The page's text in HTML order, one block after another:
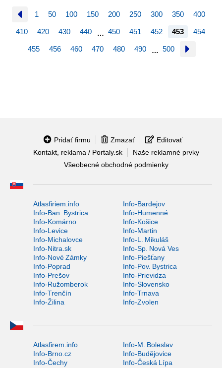
1 50 100 150 200 250 300 350 400
410 420 430 440 … 450 451 452 453 454
455 456 460 470 480 490 … 500
Pridať firmu Zmazať
Editovať
Kontakt, reklama / Portaly.sk
Naše reklamné prvky
Všeobecné obchodné podmienky
Atlasfiriem.info
Info-Bardejov
Info-Ban. Bystrica
Info-Humenné
Info-Komárno
Info-Košice
Info-Levice
Info-Martin
Info-Michalovce
Info-L. Mikuláš
Info-Nitra.sk
Info-Sp. Nová Ves
Info-Nové Zámky
Info-Piešťany
Info-Poprad
Info-Pov. Bystrica
Info-Prešov
Info-Prievidza
Info-Ružomberok
Info-Slovensko
Info-Trenčín
Info-Trnava
Info-Žilina
Info-Zvolen
Atlasfirem.info
Info-M. Boleslav
Info-Brno.cz
Info-Budějovice
Info-Čechy
Info-Česká Lípa